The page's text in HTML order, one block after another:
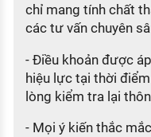
chỉ mang tính chất
các tư vấn chuyên
- Điều khoản được
hiệu lực tại thời
lòng kiểm tra lại
- Mọi ý kiến thắc